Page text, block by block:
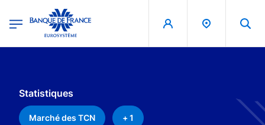
Banque de France - Menu Principal
Statistiques
Marché des TCN + 1